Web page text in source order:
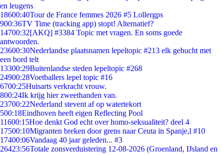
en leugens
18600:40Tour de France femmes 2026 #5 Lollergps
900:36TV Time (tracking app) stopt! Alternatief?
14700:32[AKQ] #3384 Topic met vragen. En soms goede
antwoorden.
23600:30Nederlandse plaatsnamen lepeltopic #213 elk gehucht met
een bord telt
13300:29Buitenlandse steden lepeltopic #268
24900:28Voetballers lepel topic #16
6700:25Huisarts verkracht vrouw.
800:24Ik krijg hier zweethanden van.
23700:22Nederland stevent af op watertekort
500:18Eindhoven heeft eigen Reflecting Pool
11600:15Hoe denkt God echt over homo-seksualiteit? deel 4
17500:10Migranten breken door grens naar Ceuta in Spanje,l #10
17400:06Vandaag 40 jaar geleden... #3
26423:56Totale zonsverduistering 12-08-2026 (Groenland, IJsland en